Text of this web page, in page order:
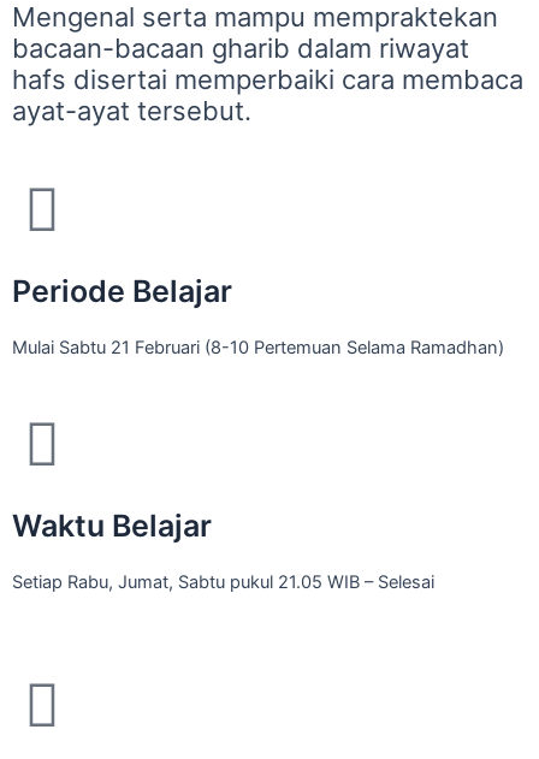
Mengenal serta mampu mempraktekan
bacaan-bacaan gharib dalam riwayat
hafs disertai memperbaiki cara membaca
ayat-ayat tersebut.
Periode Belajar
Mulai Sabtu 21 Februari (8-10 Pertemuan Selama Ramadhan)
Waktu Belajar
Setiap Rabu, Jumat, Sabtu pukul 21.05 WIB – Selesai